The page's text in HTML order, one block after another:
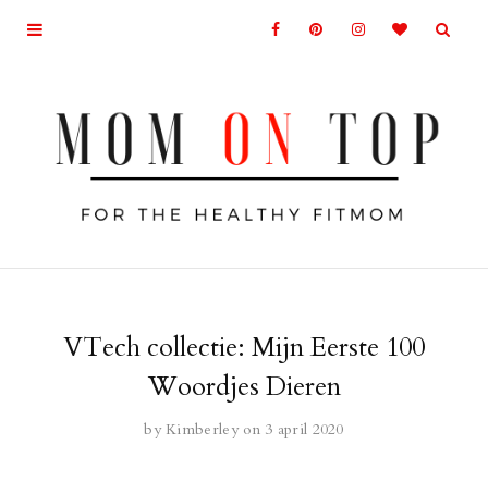
VTech collectie: Mijn Eerste 100
Woordjes Dieren
by Kimberley on 3 april 2020